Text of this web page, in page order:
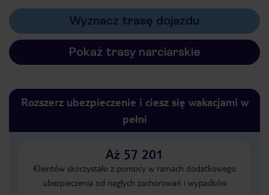
Wyznacz trasę dojazdu
Pokaż trasy narciarskie
Rozszerz ubezpieczenie i ciesz się wakacjami w
pełni
Aż 57 201
Klientów skorzystało z pomocy w ramach dodatkowego
ubezpieczenia od nagłych zachorowań i wypadków